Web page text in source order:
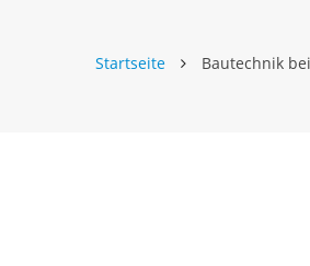
Startseite Bautechnik